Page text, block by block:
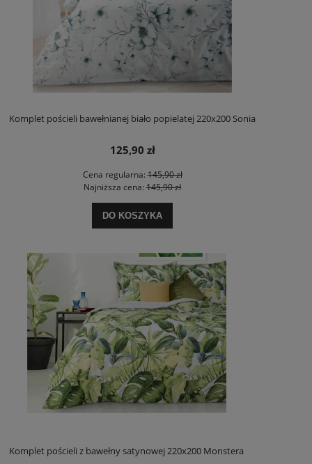
Komplet pościeli bawełnianej biało popielatej 220x200 Sonia
125,90 zł
Cena regularna:145,90 zł
Najniższa cena: 145,90 zł
DO KOSZYKA
Komplet pościeli z bawełny satynowej 220x200 Monstera